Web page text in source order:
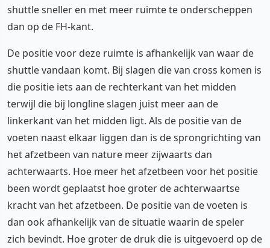
shuttle sneller en met meer ruimte te onderscheppen
dan op de FH-kant.
De positie voor deze ruimte is afhankelijk van waar de
shuttle vandaan komt. Bij slagen die van cross komen is
die positie iets aan de rechterkant van het midden
terwijl die bij longline slagen juist meer aan de
linkerkant van het midden ligt. Als de positie van de
voeten naast elkaar liggen dan is de sprongrichting van
het afzetbeen van nature meer zijwaarts dan
achterwaarts. Hoe meer het afzetbeen voor het positie
been wordt geplaatst hoe groter de achterwaartse
kracht van het afzetbeen. De positie van de voeten is
dan ook afhankelijk van de situatie waarin de speler
zich bevindt. Hoe groter de druk die is uitgevoerd op de